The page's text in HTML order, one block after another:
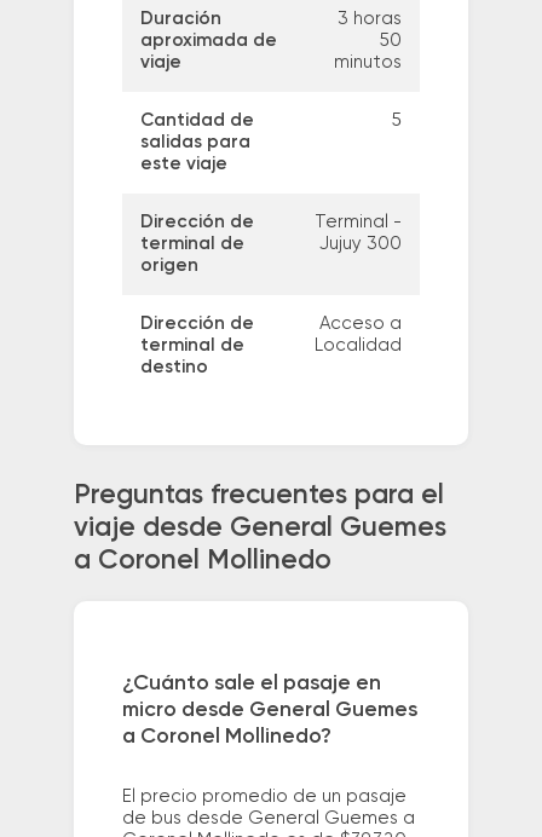
Duración
aproximada de
viaje
3 horas
50
minutos
Cantidad de
salidas para
este viaje
5
Dirección de
terminal de
origen
Terminal -
Jujuy 300
Dirección de
terminal de
destino
Acceso a
Localidad
Preguntas frecuentes para el
viaje desde General Guemes
a Coronel Mollinedo
¿Cuánto sale el pasaje en
micro desde General Guemes
a Coronel Mollinedo?
El precio promedio de un pasaje
de bus desde General Guemes a